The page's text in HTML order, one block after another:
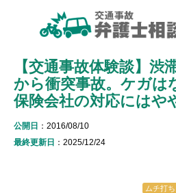
【交通事故体験談】渋
から衝突事故。ケガは
保険会社の対応にはや
公開日 ：2016/08/10
最終更新日 ：2025/12/24
ムチ打ち
被害者のための基礎知識 ▼
被害者になったら
適用できる保険を知る